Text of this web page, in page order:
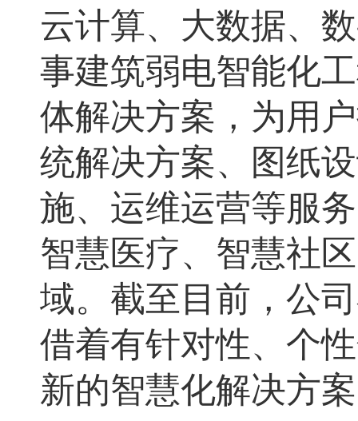
云计算、大数据、
事建筑弱电智能化
体解决方案，为用
统解决方案、图纸
施、运维运营等服
智慧医疗、智慧社
域。 截至目前，公
借着有针对性、个
新的智慧化解决方